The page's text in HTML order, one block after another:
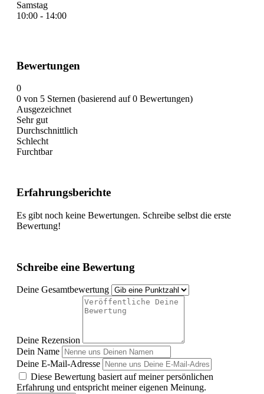
Samstag
10:00 - 14:00
Bewertungen
0
0 von 5 Sternen (basierend auf 0 Bewertungen)
Ausgezeichnet
Sehr gut
Durchschnittlich
Schlecht
Furchtbar
Erfahrungsberichte
Es gibt noch keine Bewertungen. Schreibe selbst die erste
Bewertung!
Schreibe eine Bewertung
Deine Gesamtbewertung
Deine Rezension
Dein Name
Deine E-Mail-Adresse
Diese Bewertung basiert auf meiner persönlichen
Erfahrung und entspricht meiner eigenen Meinung.